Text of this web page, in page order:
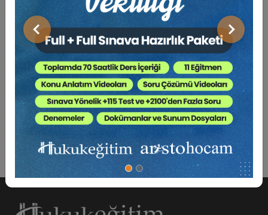
Önceki Sonraki
Borçlar Mevzuatından Kaynaklı Nitelikli
Hesaplamalar Eğitimi (3 Eğitmen - 4 Video)
6000 TL Sepete Ekle